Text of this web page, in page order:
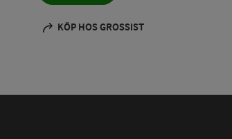
KÖP HOS GROSSIST